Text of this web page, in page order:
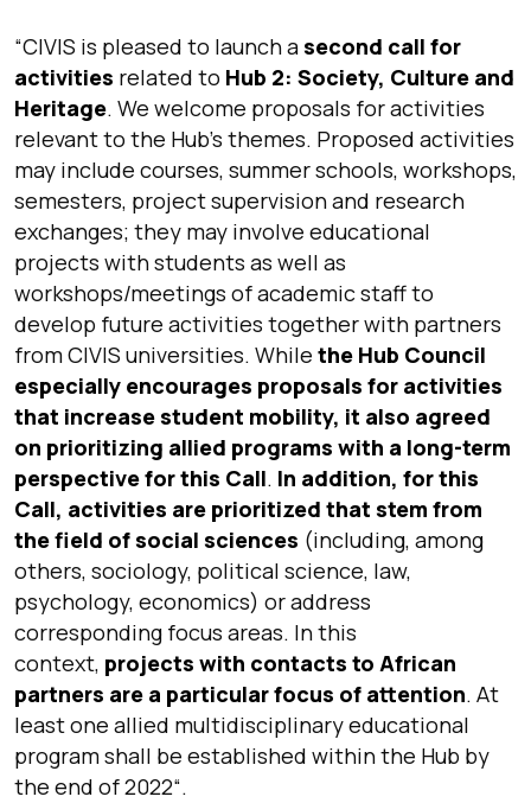
“CIVIS is pleased to launch a second call for
activities related to Hub 2: Society, Culture and
Heritage. We welcome proposals for activities
relevant to the Hub’s themes. Proposed activities
may include courses, summer schools, workshops,
semesters, project supervision and research
exchanges; they may involve educational
projects with students as well as
workshops/meetings of academic staff to
develop future activities together with partners
from CIVIS universities. While the Hub Council
especially encourages proposals for activities
that increase student mobility, it also agreed
on prioritizing allied programs with a long-term
perspective for this Call. In addition, for this
Call, activities are prioritized that stem from
the field of social sciences (including, among
others, sociology, political science, law,
psychology, economics) or address
corresponding focus areas. In this
context, projects with contacts to African
partners are a particular focus of attention. At
least one allied multidisciplinary educational
program shall be established within the Hub by
the end of 2022“.